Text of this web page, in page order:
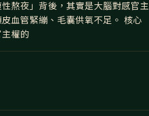
熬夜」背後，其實是大腦對感官主
血管緊繃、毛囊供氧不足。 核心
權的